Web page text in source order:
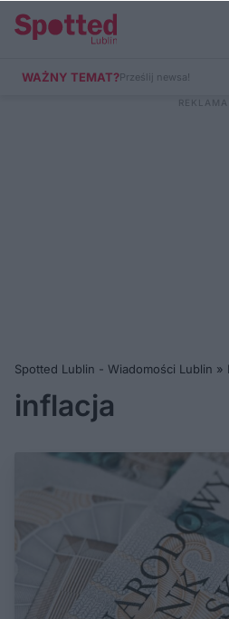
WAŻNY TEMAT?Prześlij newsa!
Spotted Lublin - Wiadomości Lublin »
inflacja